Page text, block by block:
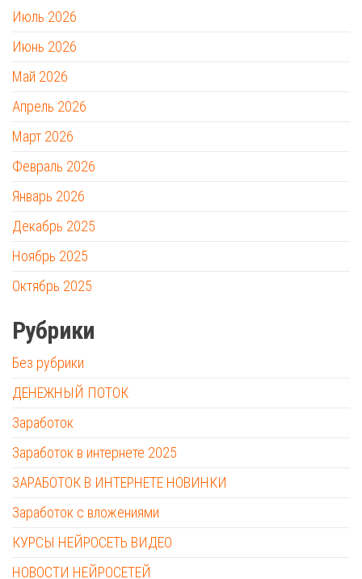
Июль 2026
Июнь 2026
Май 2026
Апрель 2026
Март 2026
Февраль 2026
Январь 2026
Декабрь 2025
Ноябрь 2025
Октябрь 2025
Рубрики
Без рубрики
ДЕНЕЖНЫЙ ПОТОК
Заработок
Заработок в интернете 2025
ЗАРАБОТОК В ИНТЕРНЕТЕ НОВИНКИ
Заработок с вложениями
КУРСЫ НЕЙРОСЕТЬ ВИДЕО
НОВОСТИ НЕЙРОСЕТЕЙ